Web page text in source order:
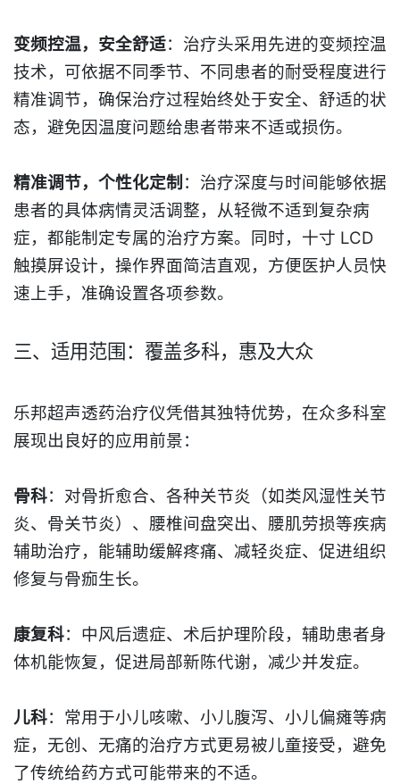
变频控温，安全舒适：治疗头采用先进的变频控温
技术，可依据不同季节、不同患者的耐受程度进行
精准调节，确保治疗过程始终处于安全、舒适的状
态，避免因温度问题给患者带来不适或损伤。​
精准调节，个性化定制 ：治疗深度与时间能够依据
患者的具体病情灵活调整，从轻微不适到复杂病
症，都能制定专属的治疗方案。同时，十寸 LCD
触摸屏设计，操作界面简洁直观，方便医护人员快
速上手，准确设置各项参数。
三、适用范围：覆盖多科，惠及大众​
乐邦超声透药治疗仪凭借其独特优势，在众多科室
展现出良好的应用前景：​
骨科：对骨折愈合、各种关节炎（如类风湿性关节
炎、骨关节炎）、腰椎间盘突出、腰肌劳损等疾病
辅助治疗，能辅助缓解疼痛、减轻炎症、促进组织
修复与骨痂生长。​
康复科：中风后遗症、术后护理阶段， 辅助患者身
体机能恢复，促进局部新陈代谢，减少并发症。​
儿科：常用于小儿咳嗽、小儿腹泻、小儿偏瘫等病
症，无创、无痛的治疗方式更易被儿童接受，避免
了传统给药方式可能带来的不适。​